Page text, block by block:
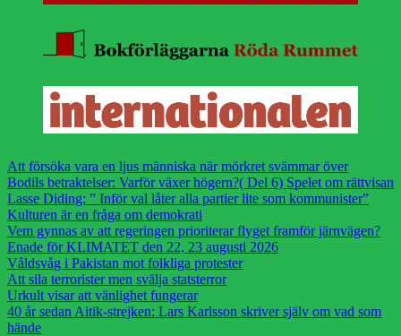
Att försöka vara en ljus människa när mörkret svämmar över
Bodils betraktelser: Varför växer högern?( Del 6) Spelet om rättvisan
Lasse Diding: ” Inför val låter alla partier lite som kommunister”
Kulturen är en fråga om demokrati
Vem gynnas av att regeringen prioriterar flyget framför järnvägen?
Enade för KLIMATET den 22, 23 augusti 2026
Våldsvåg i Pakistan mot folkliga protester
Att sila terrorister men svälja statsterror
Urkult visar att vänlighet fungerar
40 år sedan Aitik-strejken: Lars Karlsson skriver själv om vad som
hände